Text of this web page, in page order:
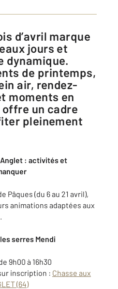
jours et
dynamique.
de printemps,
air, rendez-
moments en
un cadre
pleinement
Anglet : activités et
Pâques (du 6 au 21 avril),
animations adaptées aux
serres Mendi
9h00 à 16h30
inscription : Chasse aux
(64)